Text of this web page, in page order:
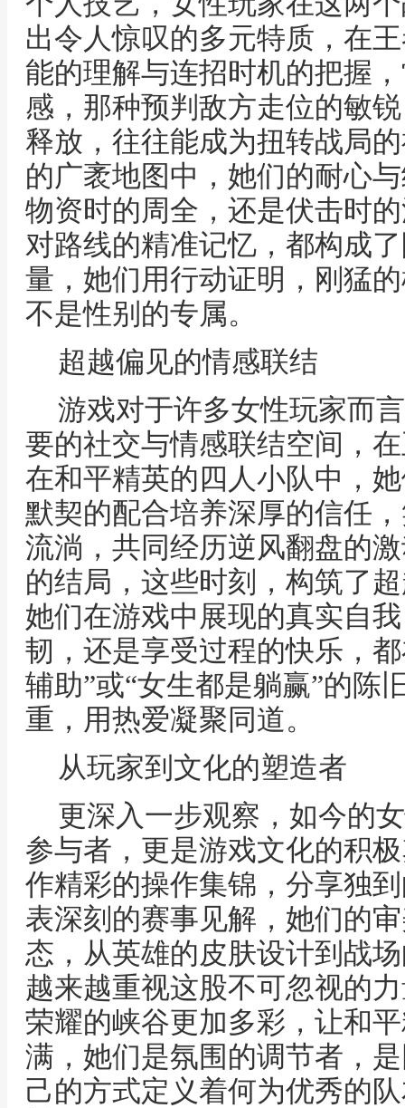
出令人惊叹的多元特质，在
能的理解与连招时机的把握
感，那种预判敌方走位的敏
释放，往往能成为扭转战局
的广袤地图中，她们的耐心
物资时的周全，还是伏击时
对路线的精准记忆，都构成
量，她们用行动证明，刚猛
不是性别的专属。
超越偏见的情感联结
游戏对于许多女性玩家而
要的社交与情感联结空间，
在和平精英的四人小队中，
默契的配合培养深厚的信任
流淌，共同经历逆风翻盘的
的结局，这些时刻，构筑了
她们在游戏中展现的真实自
韧，还是享受过程的快乐，
辅助”或“女生都是躺赢”的陈
重，用热爱凝聚同道。
从玩家到文化的塑造者
更深入一步观察，如今的
参与者，更是游戏文化的积
作精彩的操作集锦，分享独
表深刻的赛事见解，她们的
态，从英雄的皮肤设计到战
越来越重视这股不可忽视的
荣耀的峡谷更加多彩，让和
满，她们是氛围的调节者，
己的方式定义着何为优秀的